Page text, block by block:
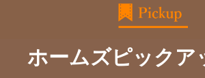
ホームズピックア